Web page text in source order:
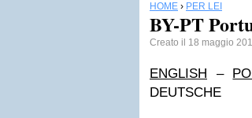
HOME › PER LEI
BY-PT
Creato il 18 maggio
ENGLISH –
DEUTSCHE